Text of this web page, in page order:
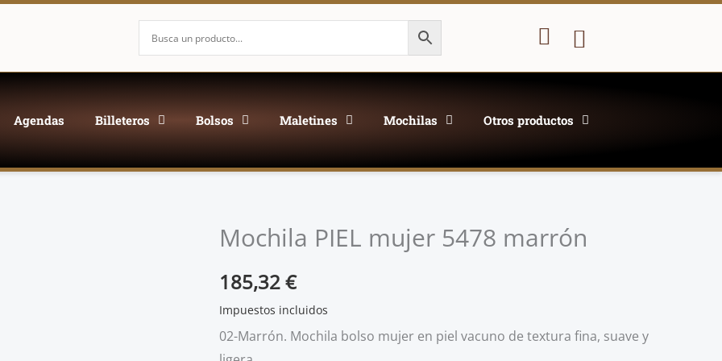
Carrito
Agendas Billeteros Bolsos Maletines Mochilas Otros productos
Mochila PIEL mujer 5478 marrón
185,32€
Impuestos incluidos
02-Marrón. Mochila bolso mujer en piel vacuno de textura fina, suave y